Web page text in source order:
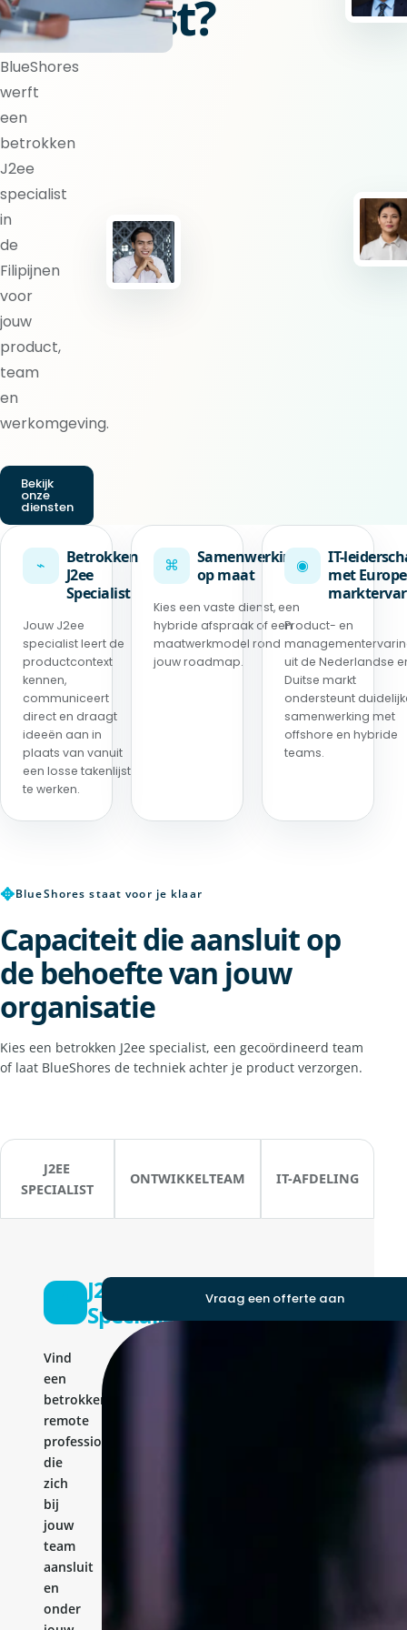
specialist?
BlueShores
werft
een
betrokken
J2ee
specialist
in
de
Filipijnen
voor
jouw
product,
team
en
werkomgeving.
Bekijk
onze
diensten
⌁
Betrokken
J2ee
Specialist
Jouw J2ee
specialist leert de
productcontext
kennen,
communiceert
direct en draagt
ideeën aan in
plaats van vanuit
een losse takenlijst
te werken.
⌘
Samenwerking
op maat
Kies een vaste dienst, een
hybride afspraak of een
maatwerkmodel rond
jouw roadmap.
◉
IT-
met
Product- en
uit de Nederlandse
Duitse markt
ondersteunt
samenwerking met
offshore en hybride
teams.
✥BlueShores staat voor je klaar
Capaciteit die aansluit op
de behoefte van jouw
organisatie
Kies een betrokken J2ee specialist, een gecoördineerd team
of laat BlueShores de techniek achter je product verzorgen.
J2EE
SPECIALIST
ONTWIKKELTEAM IT-AFDELING
J2ee
Specialist
Vind
een
betrokken
remote
professional
die
zich
bij
jouw
team
aansluit
en
onder
Vraag een offerte aan